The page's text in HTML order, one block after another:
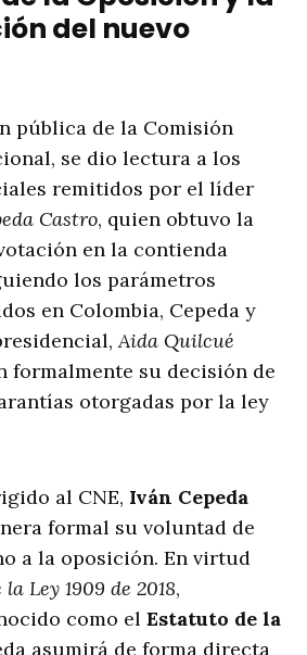
del nuevo
pública de la Comisión
se dio lectura a los
remitidos por el líder
Castro, quien obtuvo la
en la contienda
los parámetros
en Colombia, Cepeda y
Aida Quilcué
formalmente su decisión de
otorgadas por la ley
al CNE, Iván Cepeda
formal su voluntad de
a la oposición. En virtud
Ley 1909 de 2018,
como elEstatuto de la
asumirá de forma directa